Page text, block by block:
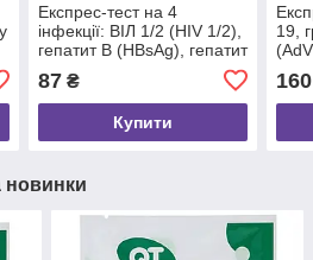
Експрес-тест на 4
інфекції: ВІЛ 1/2 (HIV 1/2),
гепатит B (HBsAg), гепатит
C (HCV) та сифіліс (TP) у
крові Wondfo W026-C
87₴
Купити
19,
160
новинки